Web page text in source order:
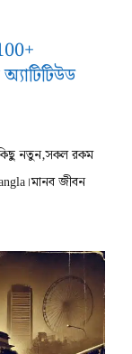
নতুন,সকল রকম
জীবন